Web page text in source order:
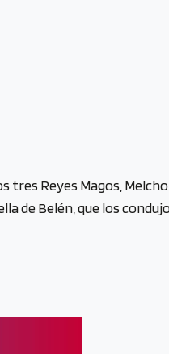
tres Reyes Magos,
de Belén, que los